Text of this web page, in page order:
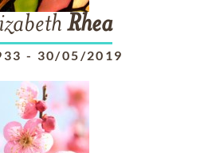
Rhea
- 30/05/2019